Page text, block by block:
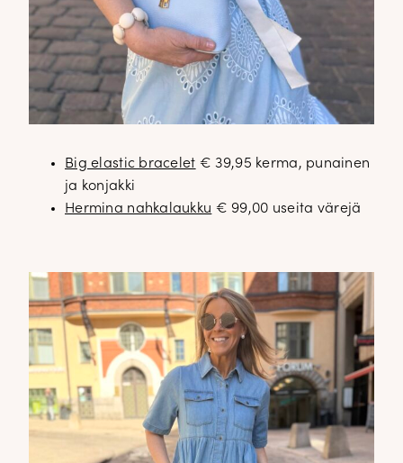
Big elastic bracelet € 39,95 kerma, punainen
ja konjakki
Hermina nahkalaukku € 99,00 useita värejä